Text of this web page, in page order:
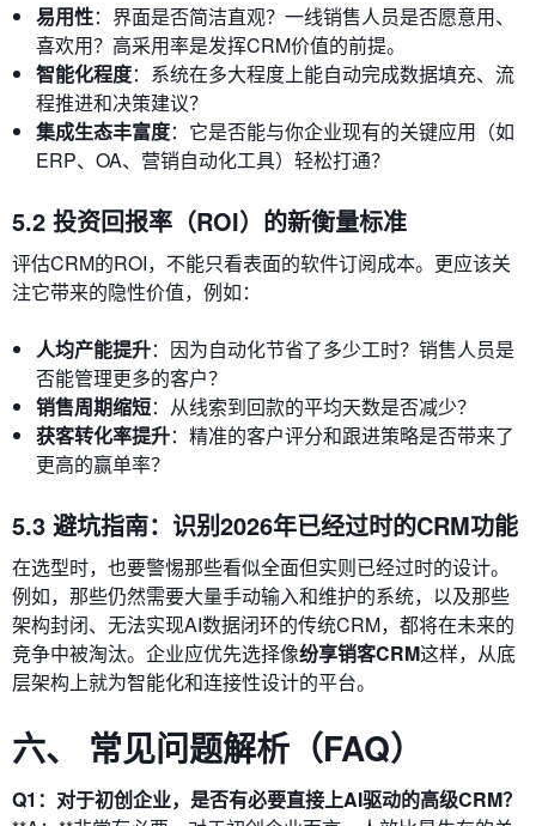
易用性：界面是否简洁直观？一线销售人员是否愿意用、
喜欢用？高采用率是发挥CRM价值的前提。
智能化程度：系统在多大程度上能自动完成数据填充、流
程推进和决策建议？
集成生态丰富度：它是否能与你企业现有的关键应用（如
ERP、OA、营销自动化工具）轻松打通？
5.2 投资回报率（ROI）的新衡量标准
评估CRM的ROI，不能只看表面的软件订阅成本。更应该关
注它带来的隐性价值，例如：
人均产能提升：因为自动化节省了多少工时？销售人员是
否能管理更多的客户？
销售周期缩短：从线索到回款的平均天数是否减少？
获客转化率提升：精准的客户评分和跟进策略是否带来了
更高的赢单率？
5.3 避坑指南：识别2026年已经过时的CRM功能
在选型时，也要警惕那些看似全面但实则已经过时的设计。
例如，那些仍然需要大量手动输入和维护的系统，以及那些
架构封闭、无法实现AI数据闭环的传统CRM，都将在未来的
竞争中被淘汰。企业应优先选择像纷享销客CRM这样，从底
层架构上就为智能化和连接性设计的平台。
六、 常见问题解析（FAQ）
Q1：对于初创企业，是否有必要直接上AI驱动的高级CRM？